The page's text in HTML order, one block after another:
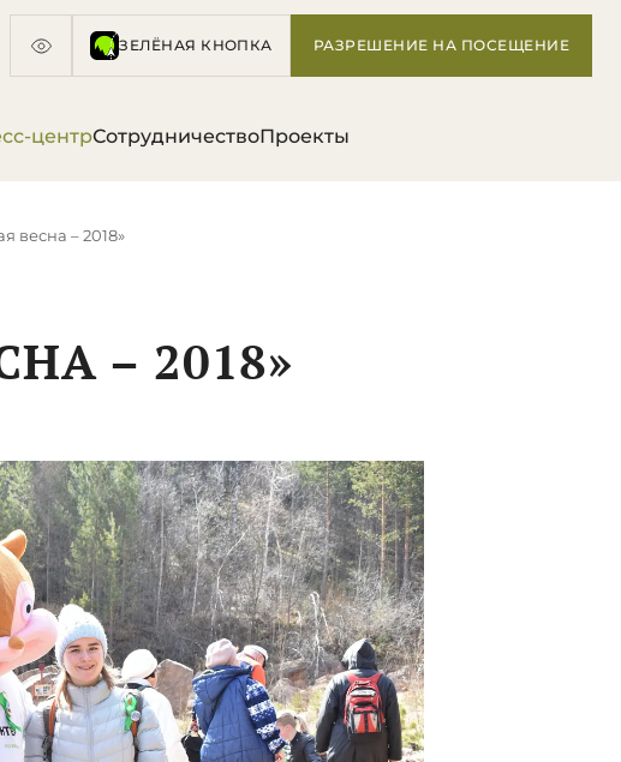
ЗЕЛЁНАЯ КНОПКА РАЗРЕШЕНИЕ НА ПОСЕЩЕНИЕ
центрСотрудничествоПроекты
весна – 2018»
– 2018»